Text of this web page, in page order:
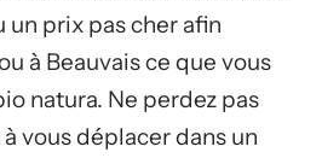
un prix pas cher afin
à Beauvais ce que vous
natura. Ne perdez pas
vous déplacer dans un